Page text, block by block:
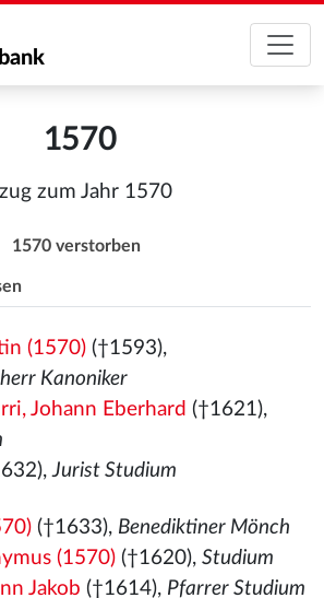
1570
zum Jahr 1570
1570 verstorben
(1570)(†1593),
Kanoniker
Johann Eberhard (†1621),
Jurist Studium
(†1633), Benediktiner Mönch
(1570)(†1620), Studium
Jakob (†1614), Pfarrer Studium